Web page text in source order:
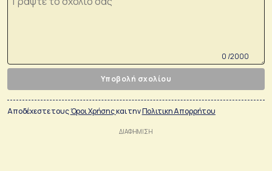
0 /2000
Υποβολή σχολίου
Αποδέχεστε τουςΌροι Χρήσηςκαι τηνΠολιτικη Απορρήτου